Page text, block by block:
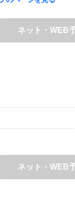
ネット・WEB
ネット・WEB